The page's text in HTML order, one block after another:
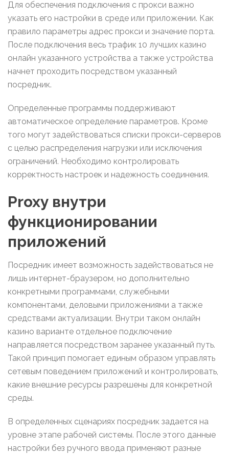
Для обеспечения подключения с прокси важно
указать его настройки в среде или приложении. Как
правило параметры адрес прокси и значение порта.
После подключения весь трафик 10 лучших казино
онлайн указанного устройства а также устройства
начнет проходить посредством указанный
посредник.
Определенные программы поддерживают
автоматическое определение параметров. Кроме
того могут задействоваться списки прокси-серверов
с целью распределения нагрузки или исключения
ограничений. Необходимо контролировать
корректность настроек и надежность соединения.
Proxy внутри
функционировании
приложений
Посредник имеет возможность задействоваться не
лишь интернет-браузером, но дополнительно
конкретными программами, служебными
компонентами, деловыми приложениями а также
средствами актуализации. Внутри таком онлайн
казино варианте отдельное подключение
направляется посредством заранее указанный путь.
Такой принцип помогает единым образом управлять
сетевым поведением приложений и контролировать,
какие внешние ресурсы разрешены для конкретной
среды.
В определенных сценариях посредник задается на
уровне этапе рабочей системы. После этого данные
настройки без ручного ввода применяют разные